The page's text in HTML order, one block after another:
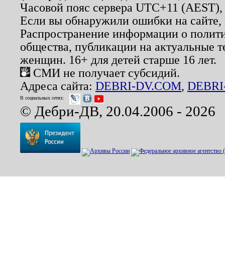
Часовой пояс сервера UTC+11
Если вы обнаружили ошибки на
Распространение информации о
общества, публикации на актуальные
женщин. 16+ для детей старше 16 лет.
СМИ не получает субсидий.
Адреса сайта: DEBRI-DV.COM,
В социальных сетях:
© Дебри-ДВ, 20.04.2006 - 2026